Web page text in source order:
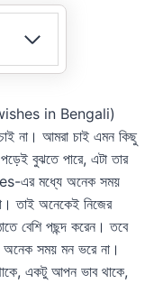
wishes in Bengali)
না। আমরা চাই এমন কিছু
বুঝতে পারে, এটা তার
এর মধ্যে অনেক সময়
তাই অনেকেই নিজের
বেশি পছন্দ করেন। তবে
অনেক সময় মন ভরে না।
একটু আপন ভাব থাকে,